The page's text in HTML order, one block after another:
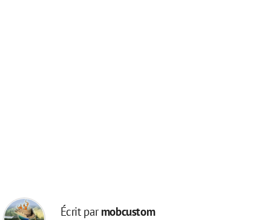
Écrit parmobcustom